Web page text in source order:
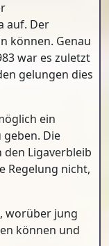
auf. Der
können. Genau
war es zuletzt
gelungen dies
ein
geben. Die
Ligaverbleib
Regelung nicht,
worüber jung
können und